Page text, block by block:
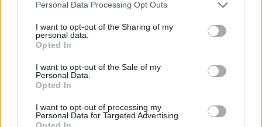
Please note that this website/app uses one or more Google
not limited to your visit or usage behaviour. You may click to
grant or deny consent to Google and its third-party tags to
use your data for below specified purposes in below Google
consent section.
Personal Data Processing Opt Outs
I want to opt-out of the Sharing of my
personal data.
Opted In
I want to opt-out of the Sale of my
Personal Data.
Opted In
I want to opt-out of processing my
Personal Data for Targeted Advertising.
Opted In
hogy egy jómódú ifjú rajongója látta el
élelmiszerekkel. Azóta tavaly, sok év szünet
után a Nirvana című, kábítószeresekről
szóló filmben alakított egy szerepet,
amelyet korábban eljátszott már színpadon
is. A filmben szereplő fiatalabb színészek
áhítattal nyilatkoztak tudásáról,
művészetéről.